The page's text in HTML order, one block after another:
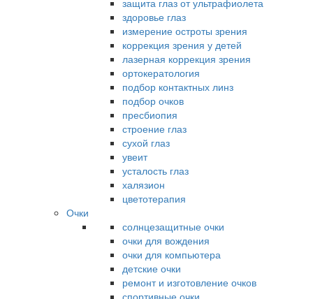
защита глаз от ультрафиолета
здоровье глаз
измерение остроты зрения
коррекция зрения у детей
лазерная коррекция зрения
ортокератология
подбор контактных линз
подбор очков
пресбиопия
строение глаз
сухой глаз
увеит
усталость глаз
халязион
цветотерапия
Очки
солнцезащитные очки
очки для вождения
очки для компьютера
детские очки
ремонт и изготовление очков